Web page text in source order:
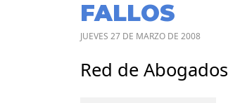
FALLOS
JUEVES 27 DE MARZO DE 2008
Red de Abogados